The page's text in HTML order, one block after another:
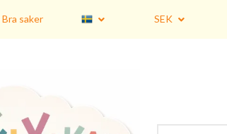
saker SEK